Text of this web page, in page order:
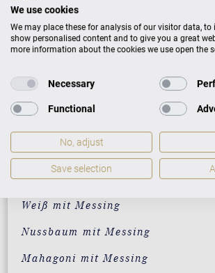
Preisliste
AUSFÜHRUNG
Schwarz mit Messing
individualisierbar in 200
RAL-Farben
Weiß mit Messing
Nussbaum mit Messing
Mahagoni mit Messing
We use cookies
We may place these for analysis of our visitor data, to
show personalised content and to give you a great
more information about the cookies we use open the
Necessary
Functional
No, adjust
Save selection